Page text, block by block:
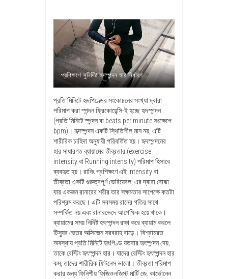
প্রশিক্ষণে সুনির্দিষ্ট হৃদস্পন্দন হার নির্ধারণ
প্রতি মিনিটে হৃদপিণ্ডের সংকোচনের সংখ্যা দ্বারা
পরিমাপ করা স্পন্দন ফ্রিকোয়েন্সি-ই হচ্ছে হৃদস্পন্দন
(প্রতি মিনিটে স্পন্দন বা beats per minute সংক্ষেপে
bpm)। হৃদস্পন্দন একটি স্থিতিশীল মান নয়, এটি
শারীরিক চাহিদা অনুযায়ী পরিবর্তিত হয়। হৃদস্পন্দনের
হার সাধারণত ব্যায়ামের তীব্রতার (exercise
intensity বা Running intensity) পরিমাপ হিসাবে
ব্যবহৃত হয়। রানিং প্রশিক্ষণে এই intensity বা
তীব্রতা একটি গুরুত্বপূর্ণ ভেরিয়েবল, এর দ্বারা বোঝা
যায় একজন রানারের শরীর তার সক্ষমতার সাপেক্ষে কতটা
পরিশ্রম করছে। এটি সবসময় রানের গতির সাথে
সম্পর্কিত নয় এবং রানারভেদে আপেক্ষিক হয়ে থাকে।
ব্যায়ামের সময় নির্দিষ্ট হৃৎস্পন্দন রক্ষা করে ব্যায়াম করলে
টিস্যুর ভেতর অক্সিজেন সরবরাহ বাড়ে। বিশ্রামরত
অবস্থায় প্রতি মিনিটে হৃৎপিণ্ড যতবার হৃৎস্পন্দন দেয়,
তাকে রেস্টিং হৃৎস্পন্দন হার। যাদের রেস্টিং হৃৎস্পন্দন হার
কম, তাদের শারীরিক ফিটনেস ভালো। তীব্রতা পরিমাপ
করার জন্য ফিনিশীয় ফিজিওলজিস্ট মার্টি জে. কার্ভোনেন